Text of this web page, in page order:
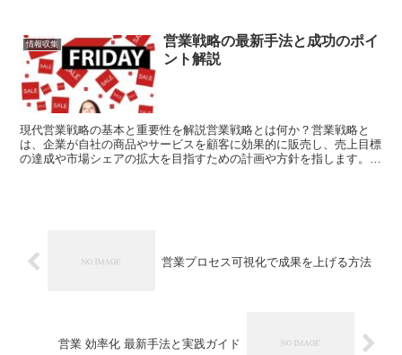
情報収集
営業戦略の最新手法と成功のポイ
ント解説
現代営業戦略の基本と重要性を解説営業戦略とは何か？営業戦略と
は、企業が自社の商品やサービスを顧客に効果的に販売し、売上目標
の達成や市場シェアの拡大を目指すための計画や方針を指します。特
営業プロセス可視化で成果を上げる方法
営業 効率化 最新手法と実践ガイド